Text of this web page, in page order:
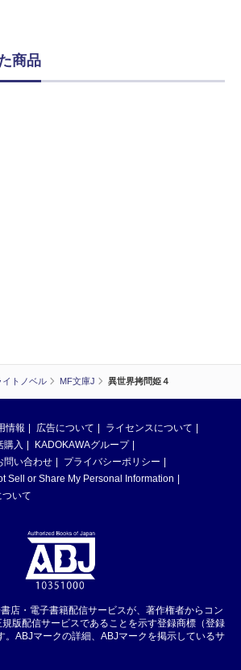
イトノベル MF文庫J 異世界拷問姫４
商品
情報 広告について
ライセンスについて
購入
KADOKAWAグループ
問い合わせ
プライバシーポリシー
Sell or Share My Personal Information
いて
店・電子書籍配信サービスが、著作権者からコン
版配信サービスであることを示す登録商標（登録
。ABJマークの詳細、ABJマークを掲示しているサ